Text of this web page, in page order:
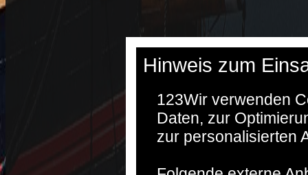
Hinweis zum
123Wir verwenden
Daten, zur
zur personalisierten